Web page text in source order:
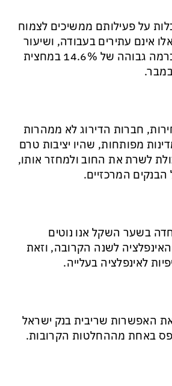
על פעילותם ממשיכים לצמוח
אינם עתירים בעבודה, ושיעור
האבטלה נותר לכן ברמה גבוהה של 14.6% במחצית
חברות הדירוג לא ממהרות
מפותחות, שהיו יציבות טרם
לשרת את החוב ולמחזר אותו,
המרכזיים.
בשער השקל אנו נוטים
לשנה הקרובה, וזאת
לאינפלציה בעלייה.
האפשרות שריבית בנק ישראל
באחת מההחלטות הקרובות.